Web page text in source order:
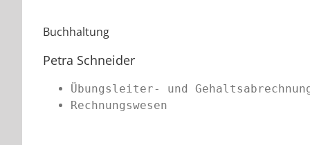
Buchhaltung
Petra Schneider
Übungsleiter- und
Rechnungswesen